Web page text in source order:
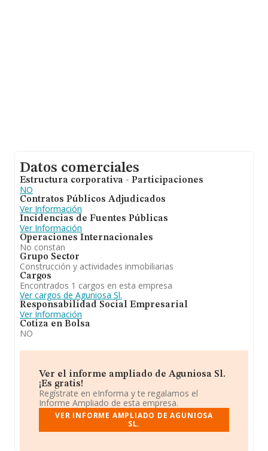
Datos comerciales
Estructura corporativa - Participaciones
NO
Contratos Públicos Adjudicados
Ver Información
Incidencias de Fuentes Públicas
Ver Información
Operaciones Internacionales
No constan
Grupo Sector
Construcción y actividades inmobiliarias
Cargos
Encontrados 1 cargos en esta empresa
Ver cargos de Aguniosa Sl.
Responsabilidad Social Empresarial
Ver Información
Cotiza en Bolsa
NO
Ver el informe ampliado de Aguniosa Sl.
¡Es gratis!
Regístrate en eInforma y te regalamos el
Informe Ampliado de esta empresa.
VER INFORME AMPLIADO DE AGUNIOSA
SL.